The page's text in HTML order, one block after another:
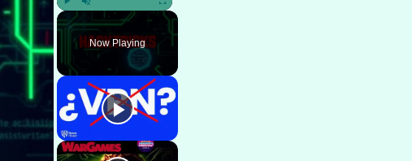
Play Unmute Fullscreen
Now Playing